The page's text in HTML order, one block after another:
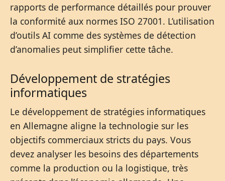
rapports de performance détaillés pour prouver
la conformité aux normes ISO 27001. L’utilisation
d’outils AI comme des systèmes de détection
d’anomalies peut simplifier cette tâche.
Développement de stratégies
informatiques
Le développement de stratégies informatiques
en Allemagne aligne la technologie sur les
objectifs commerciaux stricts du pays. Vous
devez analyser les besoins des départements
comme la production ou la logistique, très